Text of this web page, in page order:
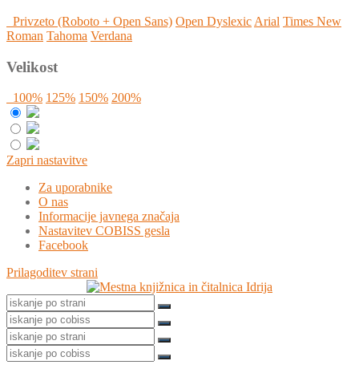
Privzeto (Roboto + Open Sans) Open Dyslexic Arial Times New
Roman Tahoma Verdana
Velikost
100% 125% 150% 200%
Zapri nastavitve
Za uporabnike
O nas
Informacije javnega značaja
Nastavitev COBISS gesla
Facebook
Prilagoditev strani